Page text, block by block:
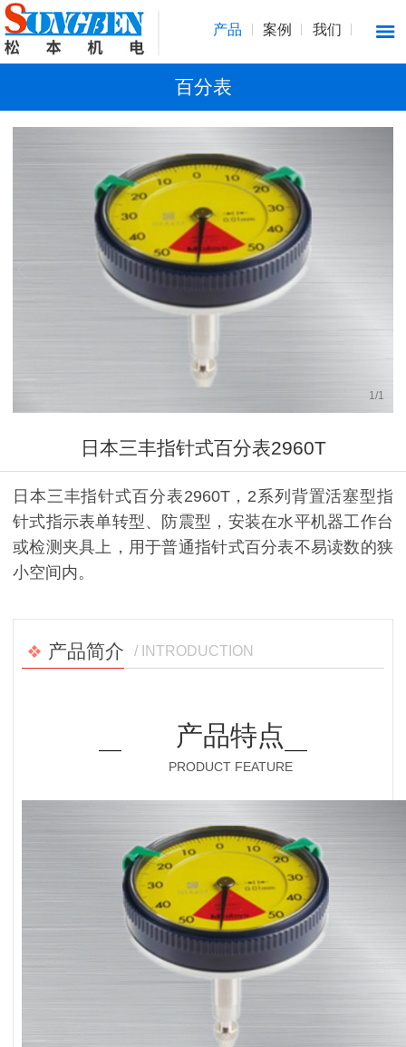
产品 案例 我们
百分表
1 /1
日本三丰指针式百分表2960T
日本三丰指针式百分表2960T，2系列背置活塞型指
针式指示表单转型、防震型，安装在水平机器工作台
或检测夹具上，用于普通指针式百分表不易读数的狭
小空间内。
产品简介 / INTRODUCTION
产品特点
PRODUCT FEATURE